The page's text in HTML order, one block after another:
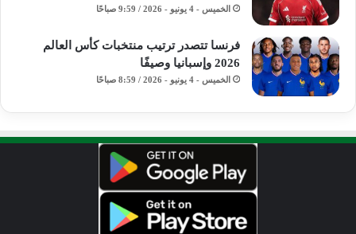
الخميس - 4 يونيو - 2026 / 9:59 صباحًا
فرنسا تتصدر ترتيب منتخبات كأس العالم
2026 وإسبانيا وصيفًا
الخميس - 4 يونيو - 2026 / 8:59 صباحًا